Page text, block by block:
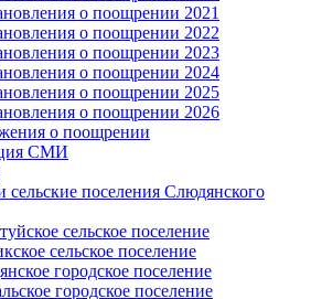
о поощрении 2021
о поощрении 2022
о поощрении 2023
о поощрении 2024
о поощрении 2025
о поощрении 2026
о поощрении
СМИ
сельские поселения Слюдянского
сельское поселение
сельское поселение
городское поселение
городское поселение